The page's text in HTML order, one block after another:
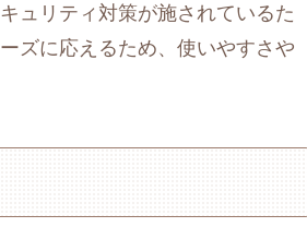
ュリティ対策が施されているた
ズに応えるため、使いやすさや